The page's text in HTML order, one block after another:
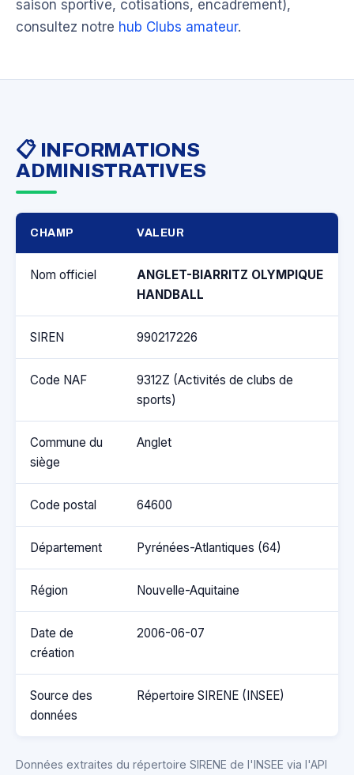
saison sportive, cotisations, encadrement),
consultez notre hub Clubs amateur.
📋 INFORMATIONS
ADMINISTRATIVES
CHAMP VALEUR
Nom officiel
ANGLET-BIARRITZ OLYMPIQUE
HANDBALL
SIREN 990217226
Code NAF
9312Z (Activités de clubs de
sports)
Commune du
siège
Anglet
Code postal 64600
Département Pyrénées-Atlantiques (64)
Région Nouvelle-Aquitaine
Date de
création
2006-06-07
Source des
données
Répertoire SIRENE (INSEE)
Données extraites du répertoire SIRENE de l'INSEE via l'API